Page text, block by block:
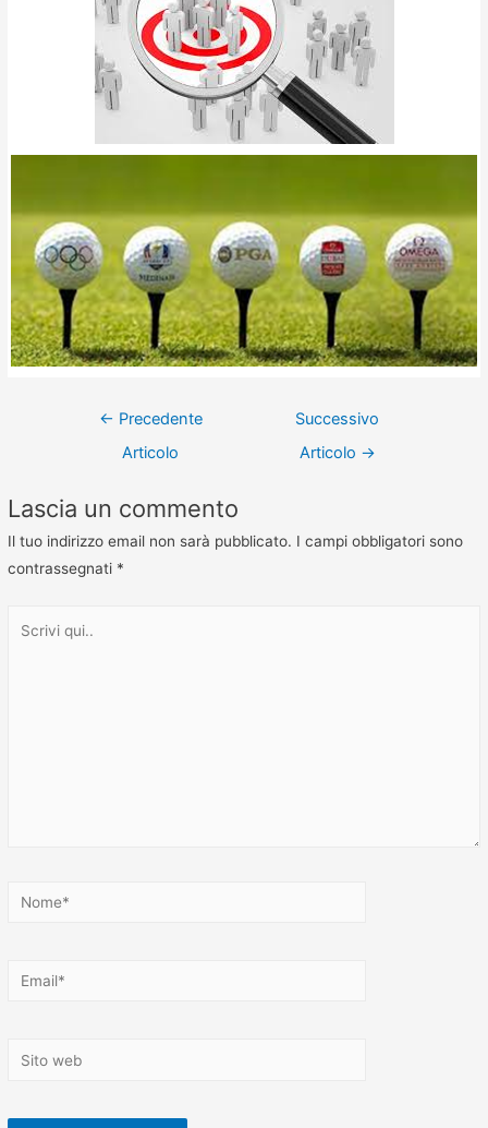
← Precedente
Articolo
Successivo
Articolo →
Lascia un commento
Il tuo indirizzo email non sarà pubblicato. I campi obbligatori sono
contrassegnati *